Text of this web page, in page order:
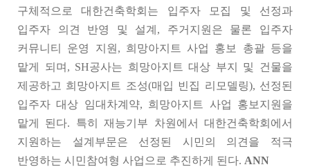
구체적으로 대한건축학회는 입주자 모집 및 선정과
입주자 의견 반영 및 설계, 주거지원은 물론 입주자
커뮤니티 운영 지원, 희망아지트 사업 홍보 총괄 등을
맡게 되며, SH공사는 희망아지트 대상 부지 및 건물을
제공하고 희망아지트 조성(매입 빈집 리모델링), 선정된
입주자 대상 임대차계약, 희망아지트 사업 홍보지원을
맡게 된다. 특히 재능기부 차원에서 대한건축학회에서
지원하는 설계부문은 선정된 시민의 의견을 적극
반영하는 시민참여형 사업으로 추진하게 된다. ANN